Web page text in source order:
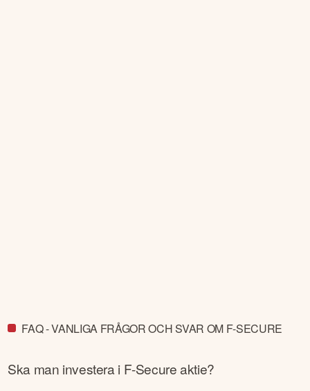
FAQ - VANLIGA FRÅGOR OCH SVAR OM F-SECURE
Ska man investera i F-Secureaktie?